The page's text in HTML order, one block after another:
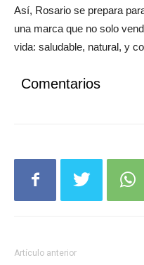
Así, Rosario se prepara
una marca que no solo
vida: saludable, natural, y
Comentarios
Artículo anterior